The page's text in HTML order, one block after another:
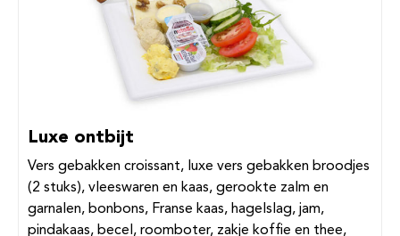
Luxe ontbijt
Vers gebakken croissant, luxe vers gebakken broodjes
(2 stuks), vleeswaren en kaas, gerookte zalm en
garnalen, bonbons, Franse kaas, hagelslag, jam,
pindakaas, becel, roomboter, zakje koffie en thee,